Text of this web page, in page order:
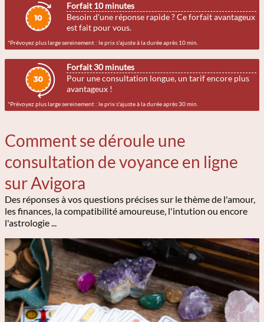
Forfait 10 minutes
Besoin d'une réponse rapide ? Ce forfait avantageux
est fait pour vous.
*Prévoyez plus large sereinement : le prix s'ajuste à la durée après 10 min.
Forfait 30 minutes
Pour une consultation longue, un tarif encore plus
avantageux !
*Prévoyez plus large sereinement : le prix s'ajuste à la durée après 30 min.
Comment se déroule une
consultation de voyance en ligne
sur Avigora
Des réponses à vos questions précises sur le thème de l'amour,
les finances, la compatibilité amoureuse, l'intution ou encore
l'astrologie ...